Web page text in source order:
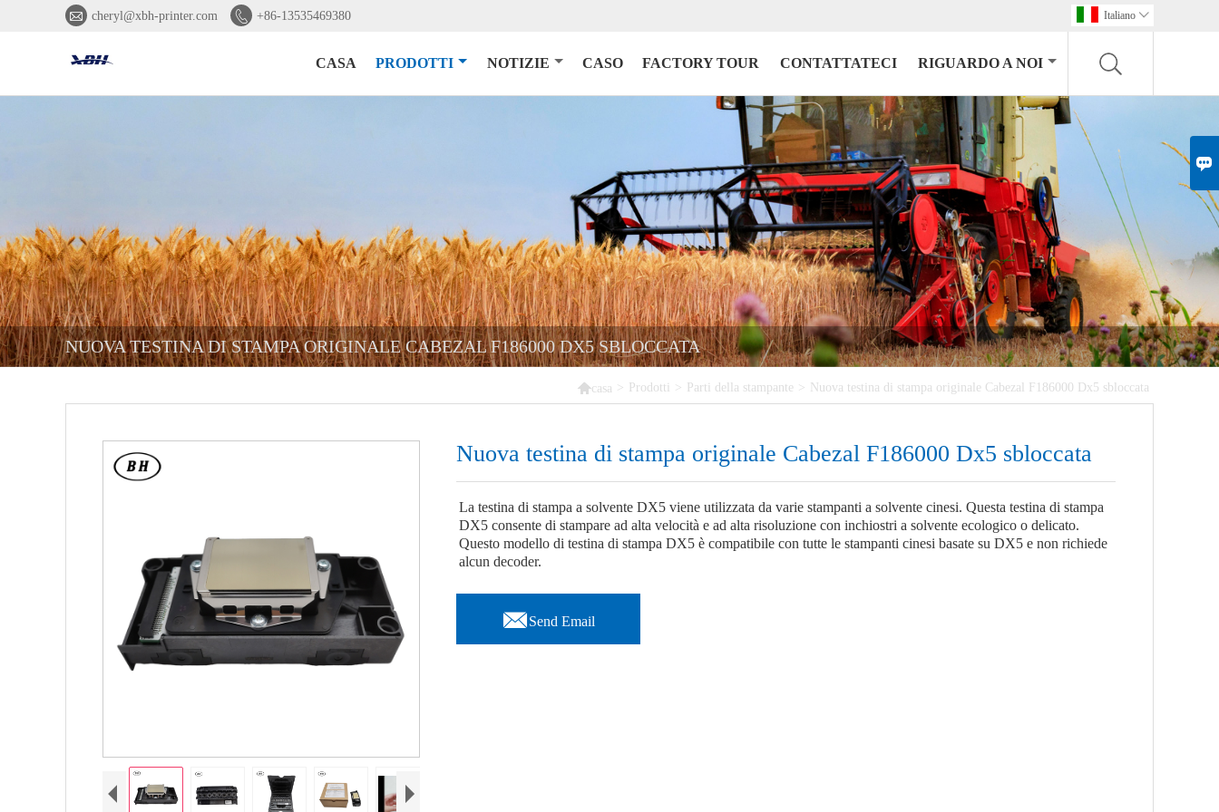

 cheryl@xbh-printer.com  +86-13535469380 Italiano 
CASA PRODOTTI NOTIZIE CASO FACTORY TOUR CONTATTATECI RIGUARDO A NOI
NUOVA TESTINA DI STAMPA ORIGINALE CABEZAL F186000 DX5 SBLOCCATA
casa > Prodotti > Parti della stampante > Nuova testina di stampa originale Cabezal F186000 Dx5 sbloccata
Nuova testina di stampa originale Cabezal F186000 Dx5 sbloccata
La testina di stampa a solvente DX5 viene utilizzata da varie stampanti a solvente cinesi. Questa testina di stampa
DX5 consente di stampare ad alta velocità e ad alta risoluzione con inchiostri a solvente ecologico o delicato.
Questo modello di testina di stampa DX5 è compatibile con tutte le stampanti cinesi basate su DX5 e non richiede
alcun decoder.
Send Email